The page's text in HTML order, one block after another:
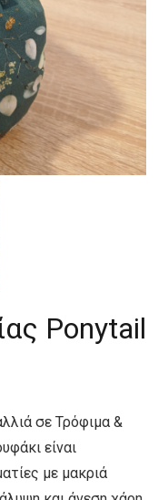
Ponytail
σε Τρόφιμα &
είναι
με μακριά